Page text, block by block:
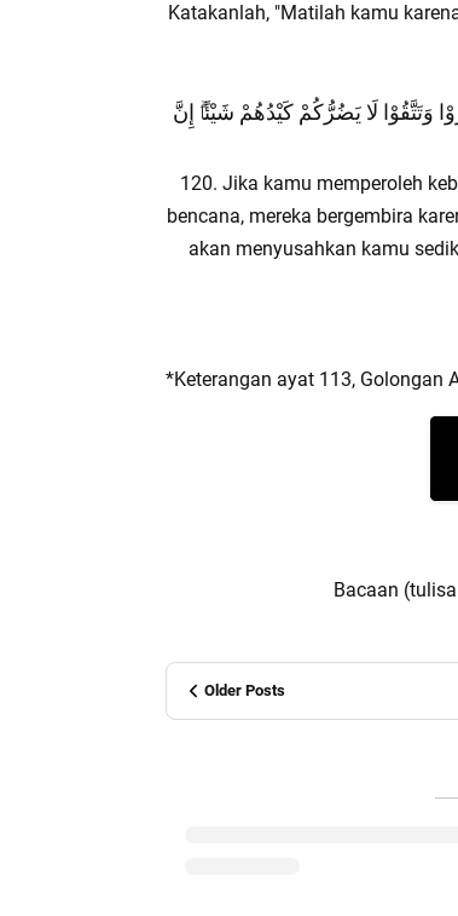
Katakanlah, "Matilah kamu
لَا يَضُرُّكُمْ كَيْدُهُمْ شَيْئًاۗ إِنَّ
120. Jika kamu memperoleh
bencana, mereka bergembira
akan menyusahkan kamu
*Keterangan ayat 113, Golongan
Bacaan
Older Posts